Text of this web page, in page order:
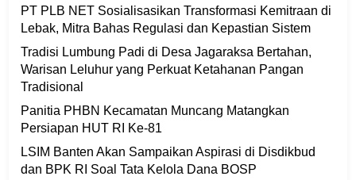
PT PLB NET Sosialisasikan Transformasi Kemitraan di
Lebak, Mitra Bahas Regulasi dan Kepastian Sistem
Tradisi Lumbung Padi di Desa Jagaraksa Bertahan,
Warisan Leluhur yang Perkuat Ketahanan Pangan
Tradisional
Panitia PHBN Kecamatan Muncang Matangkan
Persiapan HUT RI Ke-81
LSIM Banten Akan Sampaikan Aspirasi di Disdikbud
dan BPK RI Soal Tata Kelola Dana BOSP